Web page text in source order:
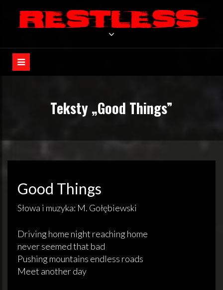
contentRESTLESS 2026
Strona zespołu RESTLESS
Teksty „Good Things”
Good Things
Słowa i muzyka: M. Gołębiewski
Driving home night reaching home
never seemed that bad
Pushing mountains endless roads
Meet another day